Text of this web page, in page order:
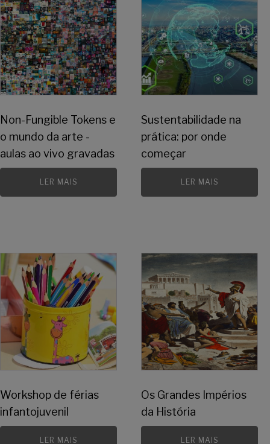
Non-Fungible Tokens e
o mundo da arte -
aulas ao vivo gravadas
LER MAIS
Sustentabilidade na
prática: por onde
começar
LER MAIS
Workshop de férias
infantojuvenil
LER MAIS
Os Grandes Impérios
da História
LER MAIS